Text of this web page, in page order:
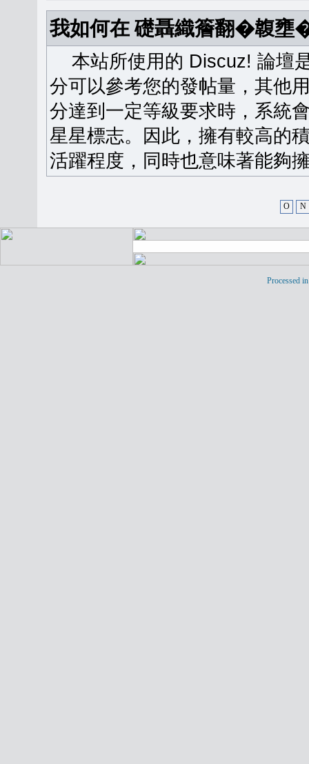
我如何在 礎聶織簷翻�䪖壅
本站所使用的 Discuz! 論壇
分可以參考您的發帖量，其他
分達到一定等級要求時，系統
星星標志。因此，擁有較高的
活躍程度，同時也意味著能夠
O N
Processed